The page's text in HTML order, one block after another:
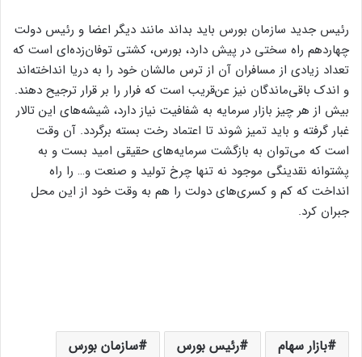
رئیس جدید سازمان بورس باید بداند مانند دیگر اعضا و رئیس دولت
چهاردهم راه سختی در پیش دارد، بورس، کشتی توفان‌زده‌ای است که
تعداد زیادی از مسافران آن از ترس مالشان خود را به دریا انداخته‌اند
و اندک باقی‌ماندگان نیز عن‌قریب است که فرار را بر قرار ترجیح دهند.
بیش از هر چیز بازار سرمایه به شفافیت نیاز دارد، شیشه‌های این تالار
غبار گرفته و باید تمیز شوند تا اعتماد رخت بسته برگردد. آن وقت
است که می‌توان به بازگشت سرمایه‌های حقیقی امید بست و به
پشتوانه نقدینگی موجود نه تنها چرخ تولید و صنعت و… را راه
انداخت که کم و کسری‌های دولت را هم به وقت خود از این محل
جبران کرد.
بازار سهام رئیس بورس سازمان بورس